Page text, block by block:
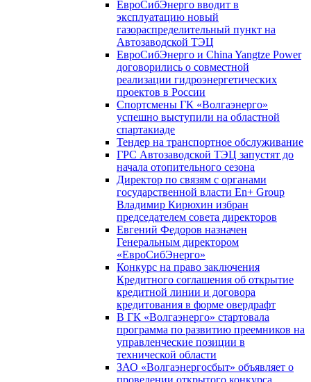
ЕвроСибЭнерго вводит в
эксплуатацию новый
газораспределительный пункт на
Автозаводской ТЭЦ
ЕвроСибЭнерго и China Yangtze Power
договорились о совместной
реализации гидроэнергетических
проектов в России
Спортсмены ГК «Волгаэнерго»
успешно выступили на областной
спартакиаде
Тендер на транспортное обслуживание
ГРС Автозаводской ТЭЦ запустят до
начала отопительного сезона
Директор по связям с органами
государственной власти En+ Group
Владимир Кирюхин избран
председателем совета директоров
Евгений Федоров назначен
Генеральным директором
«ЕвроСибЭнерго»
Конкурс на право заключения
Кредитного соглашения об открытие
кредитной линии и договора
кредитования в форме овердрафт
В ГК «Волгаэнерго» стартовала
программа по развитию преемников на
управленческие позиции в
технической области
ЗАО «Волгаэнергосбыт» объявляет о